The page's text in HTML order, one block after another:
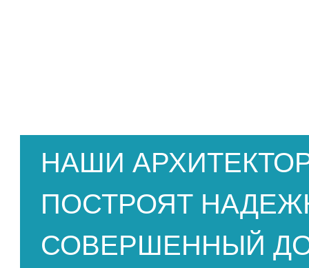
ВАМ ПОНРАВИЛСЯ
И ЕСТЬ СВОИ
МЫ АДАПТИРУЕМ
НАШИ
ПОСТРОЯТ
СОВЕРШЕННЫЙ